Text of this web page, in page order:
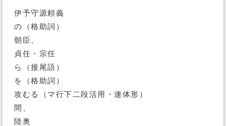
伊予守源頼義
の（格助詞）
朝臣、
貞任・宗任
ら（接尾語）
を（格助詞）
攻むる（マ行下二段活用・連体形）
間、
陸奥